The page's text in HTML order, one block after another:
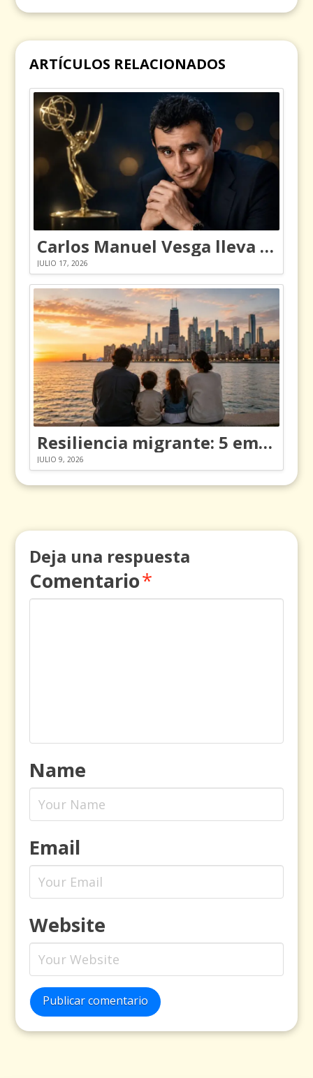
ARTÍCULOS RELACIONADOS
Carlos Manuel Vesga lleva el nombre de Colombia a los Emmy
JULIO 17, 2026
Resiliencia migrante: 5 emociones y cómo gestionarlas
JULIO 9, 2026
Deja una respuesta
Comentario*
Name
Email
Website
Publicar comentario